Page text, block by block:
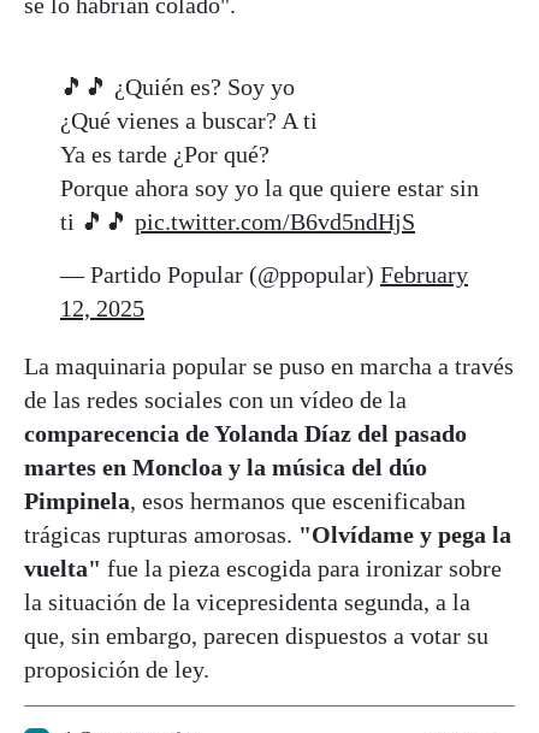
🎵🎵 ¿Quién es? Soy yo
¿Qué vienes a buscar? A ti
Ya es tarde ¿Por qué?
Porque ahora soy yo la que quiere estar sin
ti 🎵🎵 pic.twitter.com/B6vd5ndHjS
— Partido Popular (@ppopular) February
12, 2025
La maquinaria popular se puso en marcha a través
de las redes sociales con un vídeo de la
comparecencia de Yolanda Díaz del pasado
martes en Moncloa y la música del dúo
Pimpinela, esos hermanos que escenificaban
trágicas rupturas amorosas. "Olvídame y pega la
vuelta" fue la pieza escogida para ironizar sobre
la situación de la vicepresidenta segunda, a la
que, sin embargo, parecen dispuestos a votar su
proposición de ley.